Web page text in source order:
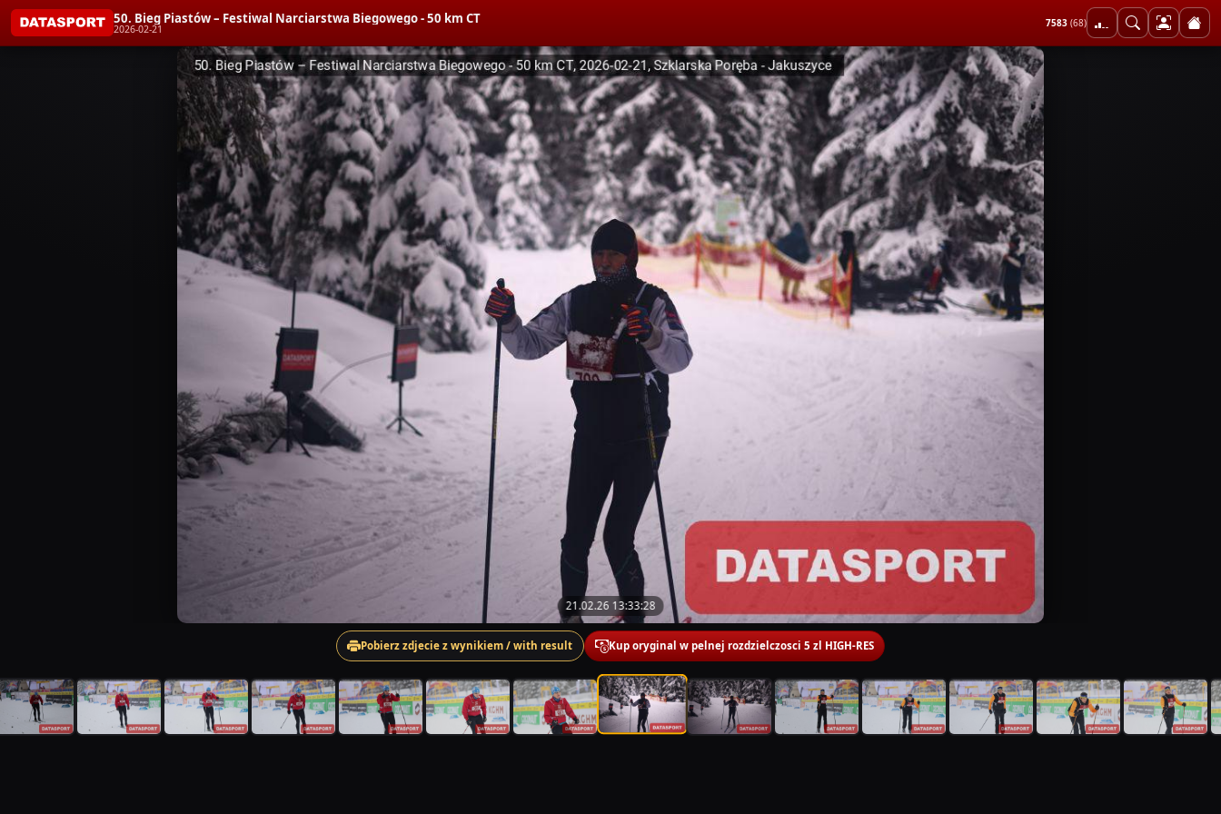
50. Bieg Piastów – Festiwal Narciarstwa Biegowego - 50 km CT
2026-02-21 7583 (68)
21.02.26 13:33:28
Pobierz zdjecie z wynikiem / with result Kup oryginal w pelnej rozdzielczosci 5 zl HIGH-RES